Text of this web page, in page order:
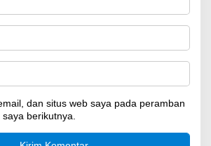
dan situs web saya pada peramban
berikutnya.